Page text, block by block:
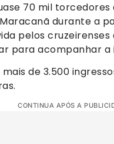
70 mil
durante a
pelos
para acompanhar
de 3.500
CONTINUA APÓS A